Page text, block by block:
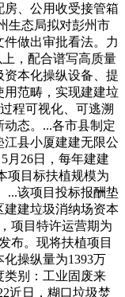
、公用收受接管箱
生态局拟对彭州市
做出审批看法。力
，配合谱写高质量
本化操纵设备、提
范畴，实现建建垃
程可视化、可逃溯
态。...各市县制定
江县小厦建建无限公
月26日，每年建建
项目标扶植规模为
...该项目投标报酬垫
建建垃圾消纳场资本
项目特许运营期为
布。现将扶植项目
操纵量为1393万
类别：工业固废来
近日，糊口垃圾焚